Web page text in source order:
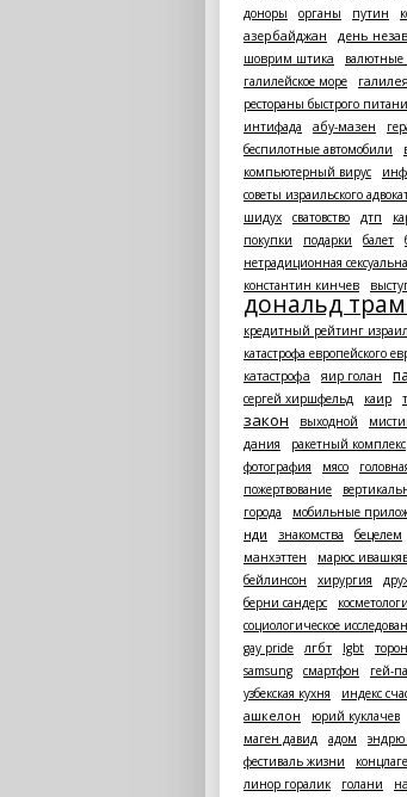
доноры
органы путин
азербайджан
день
шоврим штика
валютные
галилейское море
галилея
рестораны быстрого
интифада
абу-мазен
беспилотные автомобили
компьютерный вирус
советы израильского
шидух
сватовство дтп
покупки
подарки балет
нетрадиционная
константин кинчев
дональд
кредитный рейтинг
катастрофа европейского
катастрофа
яир голан па
сергей хиршфельд
каир
закон выходной
дания
ракетный комплекс
фотография
мясо
пожертвование
города
мобильные
нди
знакомства бецелем
манхэттен
марюс
бейлинсон
хирургия
берни сандерс
социологическое
gay pride
лгбт lgbt
samsung
смартфон гей-
узбекская кухня
индекс
ашкелон
юрий куклачев
маген давид
адом эндрю
фестиваль жизни
линор горалик
голани